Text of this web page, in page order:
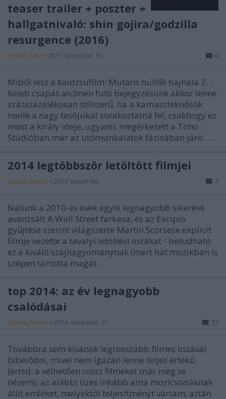
teaser trailer + poszter +
hallgatnivaló: shin gojira/godzilla
resurgence (2016)
Richter Géza • 2015. december 10. 0
Miből lesz a kaidzsufilm: Mutáns hüllők hajnala 2. -
Keleti csapás alcímen futó bejegyzésünk akkor lenne
százszázalékosan stílszerű, ha a kamaszteknősök
mellé a nagy tesójukat sorakoztatná fel, csakhogy ez
most a király ideje, ugyanis megérkezett a Toho
Stúdióban már az utómunkálatok fázisában járó…
2014 legtöbbször letöltött filmjei
Zalaba_Ferenc • 2015. január 04. 7
Nálunk a 2010-es évek egyik legnagyobb sikerévé
avanzsált A Wall Street farkasa, és az Excipio
gyűjtése szerint világszerte Martin Scorsese explicit
filmje vezette a tavalyi letöltési listákat - betudható
ez a kiváló szájhagyománynak (mert hát mozikban is
szépen tartotta magát…
top 2014: az év legnagyobb
csalódásai
Zalaba_Ferenc • 2014. december 31. 27
Továbbra sem kívánok legrosszabb filmes listával
bíbelődni, mivel nem igazán lenne teljes értékű
(értsd: a vélhetően rossz filmeket már meg se
nézem), az alábbi tízes inkább ama mozicsodáknak
állít emléket, melyektől teljesítményt vártam, aztán